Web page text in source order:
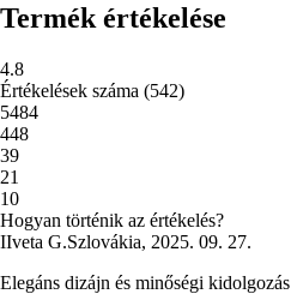
Termék értékelése
4.8
Értékelések száma (542)
5484
448
39
21
10
Hogyan történik az értékelés?
IIveta G.Szlovákia, 2025. 09. 27.
Elegáns dizájn és minőségi kidolgozás